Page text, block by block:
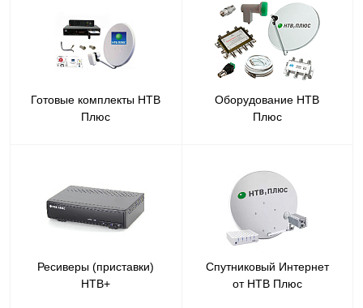
Готовые комплекты НТВ
Плюс
Оборудование НТВ
Плюс
Ресиверы (приставки)
НТВ+
Спутниковый Интернет
от НТВ Плюс